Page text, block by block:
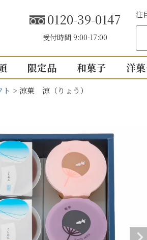
0120-39-0147
受付時間 9:00-17:00
注
ん
8個入り
16個入り
いろ薄皮
5個入り
10個入り
mini
限定品 和菓子 洋
内祝い（お返し）
結婚式引き出物
出産内祝い
快気祝い
入園・入学のお祝返し
その他の内祝い・お返し
ト 涼菓 涼（りょう）